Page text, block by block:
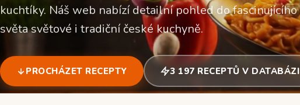
kuchtíky. Náš web nabízí detailní pohled do fascinujícího
světa světové i tradiční české kuchyně.
PROCHÁZET RECEPTY 3 197 RECEPTŮ V DATABÁZI